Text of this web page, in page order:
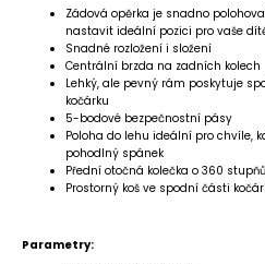
Zádová opěrka je snadno
nastavit ideální pozici pro vaše
Snadné rozložení i složení
Centrální brzda na zadních kolech
Lehký, ale pevný rám poskytuje
kočárku
5-bodové bezpečnostní pásy
Poloha do lehu ideální pro chvíle,
pohodlný spánek
Přední otočná kolečka o 360 stupňů
Prostorný koš ve spodní části
Parametry: